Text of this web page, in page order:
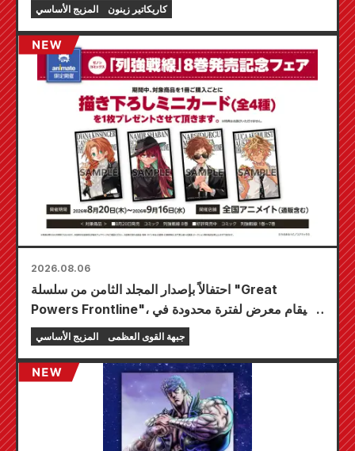
المزيج الأساسي كاريكاتير زينون
2026.08.06
احتفالاً بإصدار المجلد الثامن من سلسلة "Great
Powers Frontline"، سيقام معرض لفترة محدودة في
متاجر Animate في جميع أنحاء البلاد ابتداءً من 20
أغسطس، حيث يمكنك الحصول على بطاقة صغيرة
مرسومة خصيصًا (4 أنواع إجمالاً)!
المزيج الأساسي جبهة القوى العظمى